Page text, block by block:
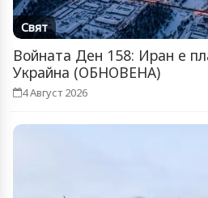
Свят
Войната Ден 158: Иран е
Украйна (ОБНОВЕНА)
4 Август 2026